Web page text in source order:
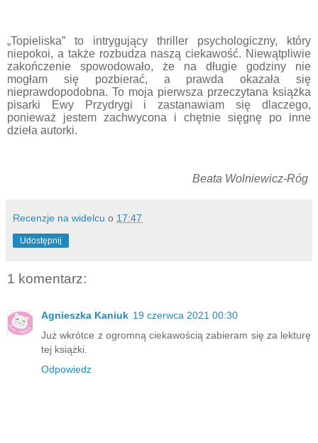
„Topieliska” to intrygujący thriller psychologiczny, który
niepokoi, a także rozbudza naszą ciekawość. Niewątpliwie
zakończenie spowodowało, że na długie godziny nie
mogłam się pozbierać, a prawda okazała się
nieprawdopodobna. To moja pierwsza przeczytana książka
pisarki Ewy Przydrygi i zastanawiam się dlaczego,
ponieważ jestem zachwycona i chętnie sięgnę po inne
dzieła autorki.
Beata Wolniewicz-Róg
Recenzje na widelcu o 17:47
Udostępnij
1 komentarz:
Agnieszka Kaniuk 19 czerwca 2021 00:30
Już wkrótce z ogromną ciekawością zabieram się za lekturę
tej książki.
Odpowiedz